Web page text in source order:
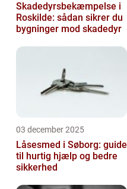
Skadedyrsbekæmpelse i
Roskilde: sådan sikrer du
bygninger mod skadedyr
03 december 2025
Låsesmed i Søborg: guide
til hurtig hjælp og bedre
sikkerhed